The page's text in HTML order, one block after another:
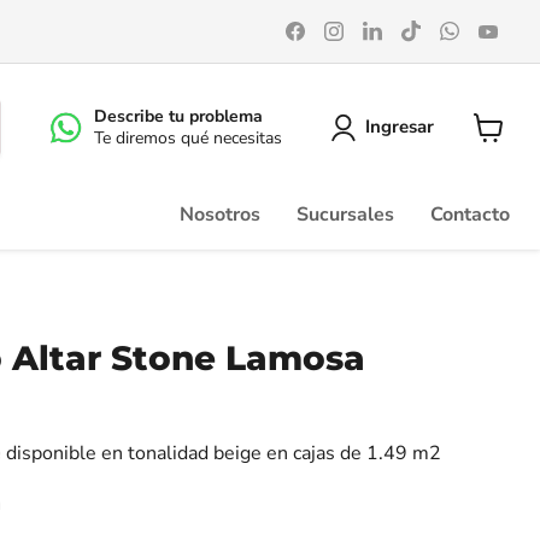
Encuéntrenos
en
Facebook
Encuéntrenos
en
Instagram
Encuéntrenos
en
LinkedIn
Encuéntrenos
en
TikTok
en
Describe tu problema
Te diremos qué necesitas
Ingresar
Nosotros Sucursales Contacto
Altar Stone Lamosa
en tonalidad beige en cajas de 1.49 m2